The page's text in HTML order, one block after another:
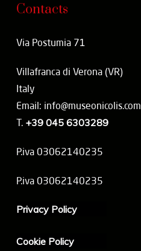
Contacts
Via Postumia 71
Villafranca di Verona (VR)
Italy
Email: info@museonicolis.com
T. +39 045 6303289
P.iva 03062140235
P.iva 03062140235
Privacy Policy
Cookie Policy